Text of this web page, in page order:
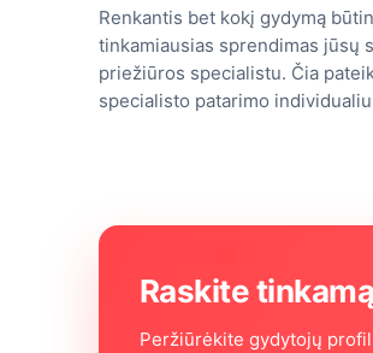
Renkantis bet kokį gydymą
tinkamiausias sprendimas jūsų
priežiūros specialistu. Čia
specialisto patarimo
Raskite
Peržiūrėkite gydytojų